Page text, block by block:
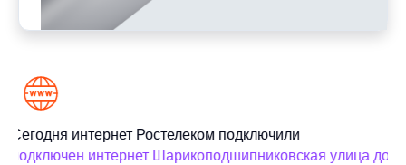
Сегодня интернет Ростелеком подключили
подключен интернет Шарикоподшипниковская улица дом